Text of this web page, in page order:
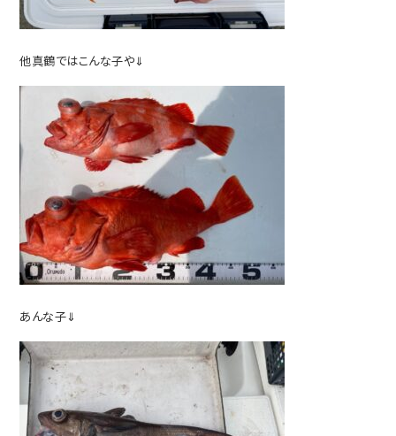
他真鶴ではこんな子や⇓
あんな子⇓